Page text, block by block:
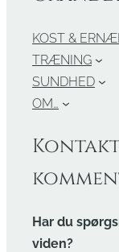
KOST &
TRÆNING
SUNDHED
OM…
Har du
viden?